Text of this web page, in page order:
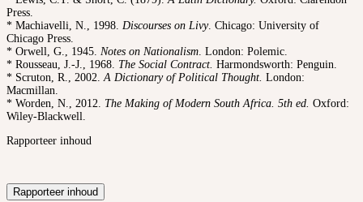
Press.
* Machiavelli, N., 1998. Discourses on Livy. Chicago: University of
Chicago Press.
* Orwell, G., 1945. Notes on Nationalism. London: Polemic.
* Rousseau, J.-J., 1968. The Social Contract. Harmondsworth: Penguin.
* Scruton, R., 2002.A Dictionary of Political Thought. London:
Macmillan.
* Worden, N., 2012. The Making of Modern South Africa. 5th ed. Oxford:
Wiley-Blackwell.
Rapporteer inhoud
Rapporteer inhoud